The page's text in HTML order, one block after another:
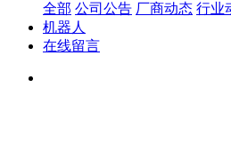
全部 公司公告 厂商动态 行业
机器人
在线留言